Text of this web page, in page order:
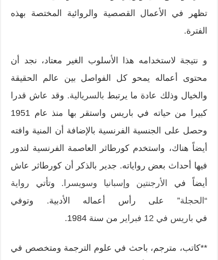
تظهر في الأعمال القصصية والروائية المختصة بهذه
الفترة.
و نتيجة لاستخدامه هذا الأسلوب الغير معتاد، نجد أن
محتوى أعماله يمحو كل الفواصل بين عالم الحقيقة
والخيال وذلك عادة ما يرتبط بالسريالية. وقد عاش قدرا
كبيرا من حياته في باريس واستقر بها منذ عام 1951
وحصل على الجنسية الفرنسية بالإضافة أن المنية وافته
أيضاً هناك، واستخدم كورطاثر العاصمة الفرنسية لتدور
فيها أحداث بعض رواياته. جدير بالذكر أن كورطاثر عاش
أيضاً في
الأرجنتين وإسبانيا وسويسرا . وتأتي رواية
“الحجلة” على رأس أعماله الأدبية. وتوفي
في باريس في 12 فبراير من سنة 1984.
**كاتب، مترجم، باحث في علوم الترجمة ومتخصص في